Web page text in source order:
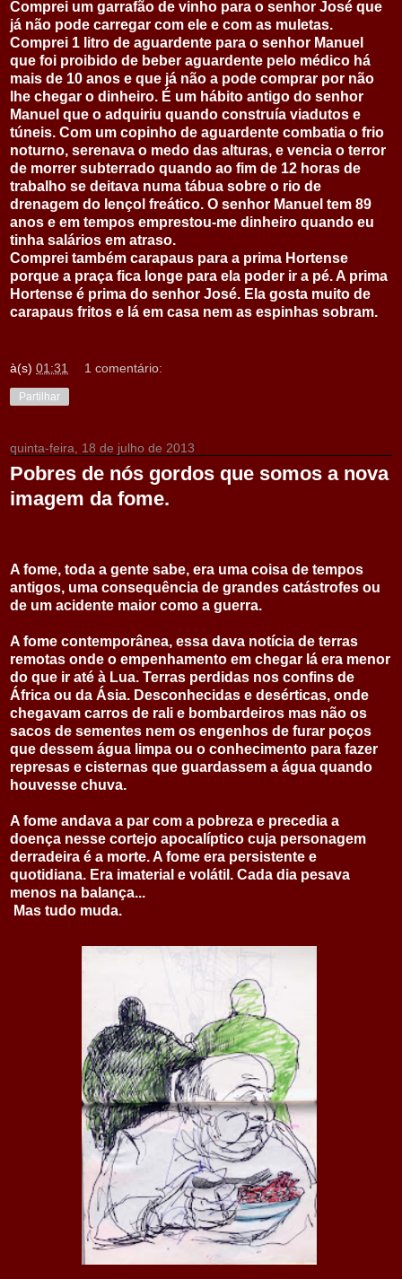
Comprei um garrafão de vinho para o senhor José que
já não pode carregar com ele e com as muletas.
Comprei 1 litro de aguardente para o senhor Manuel
que foi proibido de beber aguardente pelo médico há
mais de 10 anos e que já não a pode comprar por não
lhe chegar o dinheiro. É um hábito antigo do senhor
Manuel que o adquiriu quando construía viadutos e
túneis. Com um copinho de aguardente combatia o frio
noturno, serenava o medo das alturas, e vencia o terror
de morrer subterrado quando ao fim de 12 horas de
trabalho se deitava numa tábua sobre o rio de
drenagem do lençol freático. O senhor Manuel tem 89
anos e em tempos emprestou-me dinheiro quando eu
tinha salários em atraso.
Comprei também carapaus para a prima Hortense
porque a praça fica longe para ela poder ir a pé. A prima
Hortense é prima do senhor José. Ela gosta muito de
carapaus fritos e lá em casa nem as espinhas sobram.
à(s) 01:31 1 comentário:
Partilhar
quinta-feira, 18 de julho de 2013
Pobres de nós gordos que somos a nova
imagem da fome.
A fome, toda a gente sabe, era uma coisa de tempos
antigos, uma consequência de grandes catástrofes ou
de um acidente maior como a guerra.
A fome contemporânea, essa dava notícia de terras
remotas onde o empenhamento em chegar lá era menor
do que ir até à Lua. Terras perdidas nos confins de
África ou da Ásia. Desconhecidas e desérticas, onde
chegavam carros de rali e bombardeiros mas não os
sacos de sementes nem os engenhos de furar poços
que dessem água limpa ou o conhecimento para fazer
represas e cisternas que guardassem a água quando
houvesse chuva.
A fome andava a par com a pobreza e precedia a
doença nesse cortejo apocalíptico cuja personagem
derradeira é a morte. A fome era persistente e
quotidiana. Era imaterial e volátil. Cada dia pesava
menos na balança...
Mas tudo muda.